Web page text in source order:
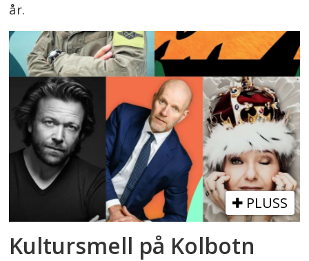
år.
PLUSS
Kultursmell på Kolbotn